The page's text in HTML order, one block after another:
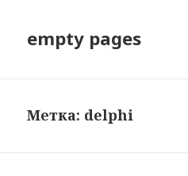
empty pages
Метка: delphi